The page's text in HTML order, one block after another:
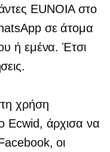
EUNOIA στο
σε άτομα
ή εμένα. Έτσι
χρήση
Ecwid, άρχισα να
οι